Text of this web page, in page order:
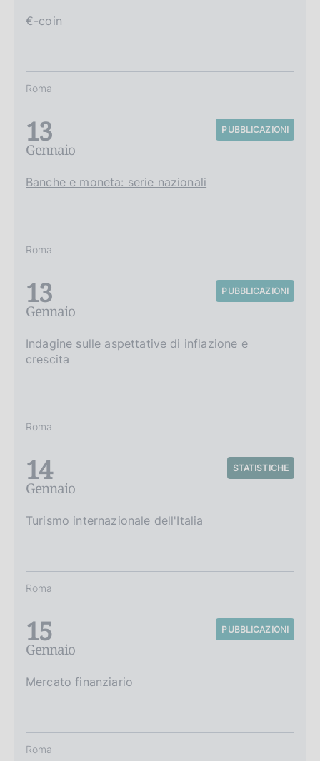
€-coin
Roma
13
Gennaio
PUBBLICAZIONI
Banche e moneta: serie nazionali
Roma
13
Gennaio
PUBBLICAZIONI
Indagine sulle aspettative di inflazione e
crescita
Roma
14
Gennaio
STATISTICHE
Turismo internazionale dell'Italia
Roma
15
Gennaio
PUBBLICAZIONI
Mercato finanziario
Roma